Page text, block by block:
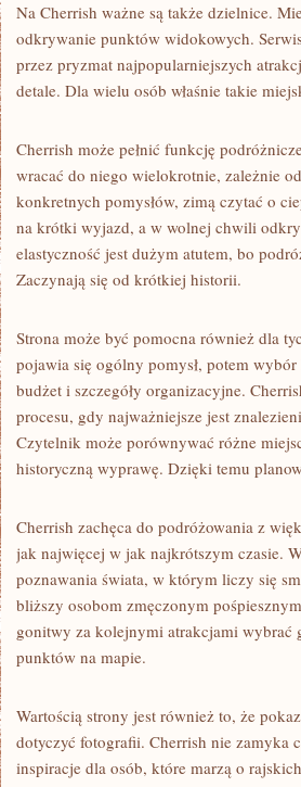
Na Cherrish ważne są także dzielnice.
odkrywanie punktów widokowych.
przez pryzmat najpopularniejszych
detale. Dla wielu osób właśnie takie
Cherrish może pełnić funkcję
wracać do niego wielokrotnie, zależnie
konkretnych pomysłów, zimą czytać o
na krótki wyjazd, a w wolnej chwili
elastyczność jest dużym atutem, bo
Zaczynają się od krótkiej historii.
Strona może być pomocna również dla
pojawia się ogólny pomysł, potem
budżet i szczegóły organizacyjne.
procesu, gdy najważniejsze jest
Czytelnik może porównywać różne
historyczną wyprawę. Dzięki temu
Cherrish zachęca do podróżowania z
jak najwięcej w jak najkrótszym czasie.
poznawania świata, w którym liczy się
bliższy osobom zmęczonym
gonitwy za kolejnymi atrakcjami wybrać
punktów na mapie.
Wartością strony jest również to, że
dotyczyć fotografii. Cherrish nie zamyka
inspiracje dla osób, które marzą o